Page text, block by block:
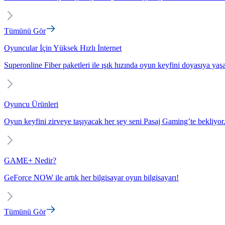
Tümünü Gör
Oyuncular İçin Yüksek Hızlı İnternet
Superonline Fiber paketleri ile ışık hızında oyun keyfini doyasıya
Oyuncu Ürünleri
Oyun keyfini zirveye taşıyacak her şey seni Pasaj Gaming’te bekliyor.
GAME+ Nedir?
GeForce NOW ile artık her bilgisayar oyun bilgisayarı!
Tümünü Gör